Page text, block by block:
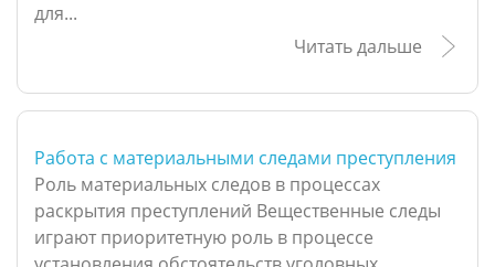
для...
Читать дальше
Работа с материальными следами преступления
Роль материальных следов в процессах
раскрытия преступлений Вещественные следы
играют приоритетную роль в процессе